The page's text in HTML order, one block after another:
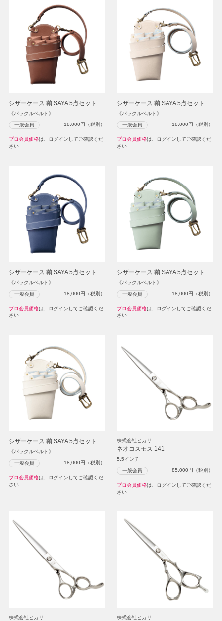
シザーケース 鞘 SAYA 5点セット
《バックルベルト》
一般会員 18,000円（税別）
プロ会員価格は、ログインしてご確認くだ
さい
シザーケース 鞘 SAYA 5点セット
《バックルベルト》
一般会員 18,000円（税別）
プロ会員価格は、ログインしてご確認くだ
さい
シザーケース 鞘 SAYA 5点セット
《バックルベルト》
一般会員 18,000円（税別）
プロ会員価格は、ログインしてご確認くだ
さい
シザーケース 鞘 SAYA 5点セット
《バックルベルト》
一般会員 18,000円（税別）
プロ会員価格は、ログインしてご確認くだ
さい
シザーケース 鞘 SAYA 5点セット
《バックルベルト》
一般会員 18,000円（税別）
プロ会員価格は、ログインしてご確認くだ
さい
株式会社ヒカリ
ネオコスモス 141
5.5インチ
一般会員 85,000円（税別）
プロ会員価格は、ログインしてご確認くだ
さい
株式会社ヒカリ 株式会社ヒカリ